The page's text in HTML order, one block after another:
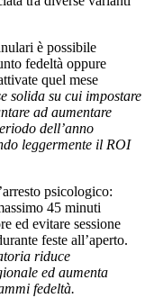
è possibile
fedeltà oppure
quel mese
solida su cui impostare
ad aumentare
dell’anno
leggermente il ROI
psicologico:
45 minuti
ed evitare sessione
feste all’aperto.
riduce
ed aumenta
fedeltà.